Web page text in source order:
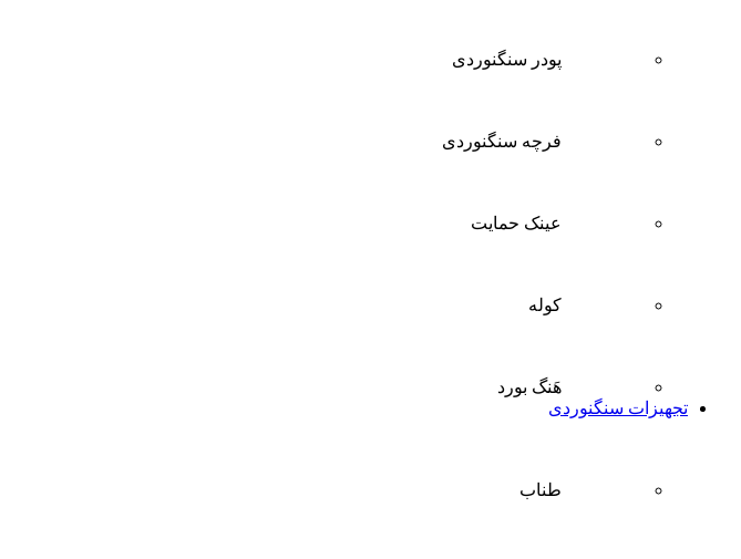
پودر سنگنوردی
فرچه سنگنوردی
عینک حمایت
کوله
هَنگ بورد
تجهیزات سنگنوردی
طناب